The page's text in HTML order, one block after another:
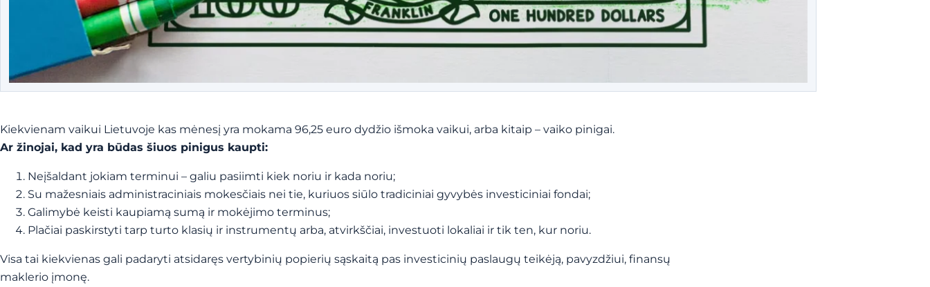
Kiekvienam vaikui Lietuvoje kas mėnesį yra mokama 96,25 euro dydžio išmoka vaikui, arba kitaip – vaiko pinigai.
Ar žinojai, kad yra būdas šiuos pinigus kaupti:
Neįšaldant jokiam terminui – galiu pasiimti kiek noriu ir kada noriu;
Su mažesniais administraciniais mokesčiais nei tie, kuriuos siūlo tradiciniai gyvybės investiciniai fondai;
Galimybė keisti kaupiamą sumą ir mokėjimo terminus;
Plačiai paskirstyti tarp turto klasių ir instrumentų arba, atvirkščiai, investuoti lokaliai ir tik ten, kur noriu.
Visa tai kiekvienas gali padaryti atsidaręs vertybinių popierių sąskaitą pas investicinių paslaugų teikėją, pavyzdžiui, finansų
maklerio įmonę.